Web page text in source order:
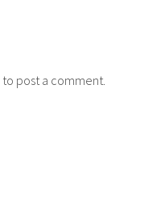
to post a comment.